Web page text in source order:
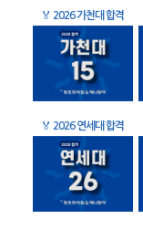
🏅 2026 가천대 합격
🏅 2026 연세대 합격